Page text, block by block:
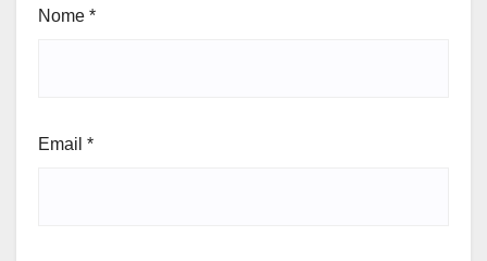
Nome *
Email *